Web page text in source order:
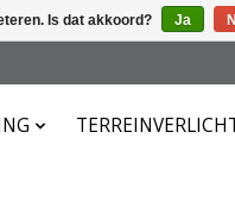
Is dat akkoord? Ja